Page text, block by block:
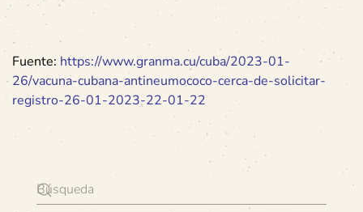
Fuente: https://www.granma.cu/cuba/2023-01-
26/vacuna-cubana-antineumococo-cerca-de-solicitar-
registro-26-01-2023-22-01-22